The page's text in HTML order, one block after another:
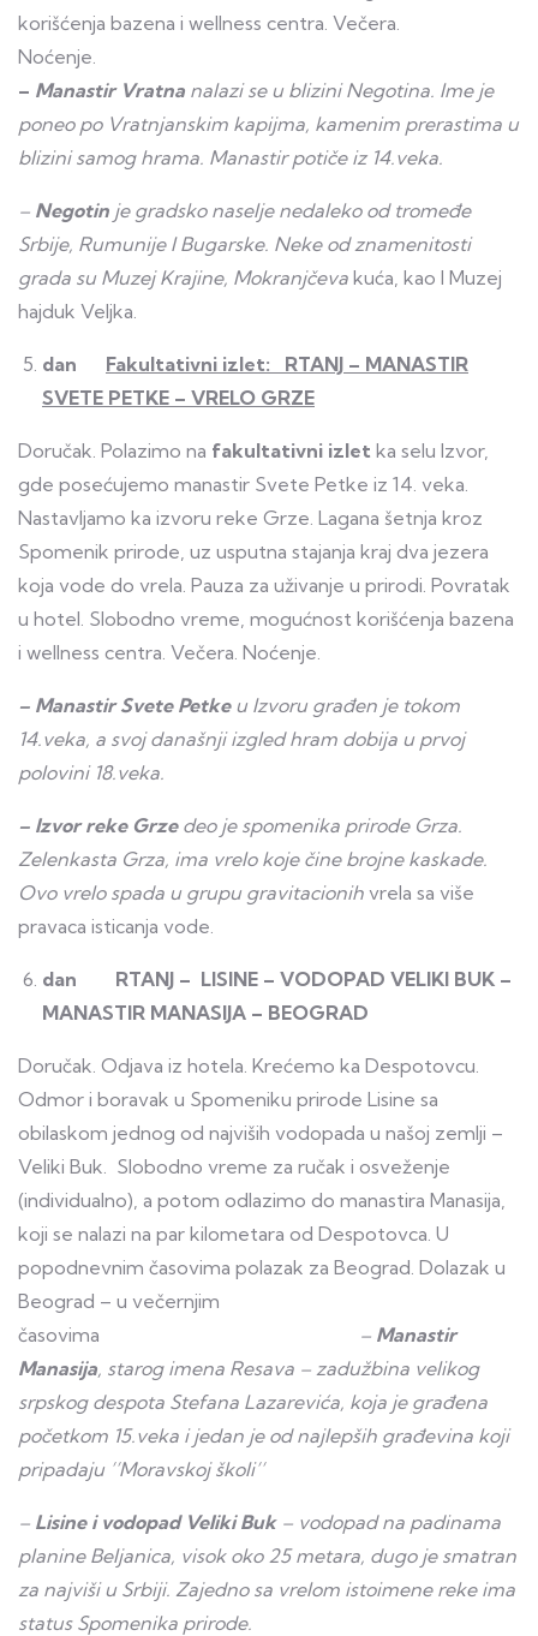
korišćenja bazena i wellness centra. Večera.
– Manastir Vratna nalazi se u blizini Negotina. Ime je
poneo po Vratnjanskim kapijma, kamenim prerastima u
blizini samog hrama. Manastir potiče iz 14.veka.
– Negotin je gradsko naselje nedaleko od tromeđe
Srbije, Rumunije I Bugarske. Neke od znamenitosti
grada su Muzej Krajine, Mokranjčeva kuća, kao I Muzej
hajduk Veljka.
dan Fakultativni izlet: RTANJ – MANASTIR
SVETE PETKE – VRELO GRZE
Doručak. Polazimo na fakultativni izlet ka selu Izvor,
gde posećujemo manastir Svete Petke iz 14. veka.
Nastavljamo ka izvoru reke Grze. Lagana šetnja kroz
Spomenik prirode, uz usputna stajanja kraj dva jezera
koja vode do vrela. Pauza za uživanje u prirodi. Povratak
u hotel. Slobodno vreme, mogućnost korišćenja bazena
i wellness centra. Večera. Noćenje.
– Manastir Svete Petkeu Izvoru građen je tokom
14.veka, a svoj današnji izgled hram dobija u prvoj
polovini 18.veka.
– Izvor reke Grzedeo je spomenika prirode Grza.
Zelenkasta Grza, ima vrelo koje čine brojne kaskade.
Ovo vrelo spada u grupu gravitacionih vrela sa više
pravaca isticanja vode.
dan RTANJ – LISINE – VODOPAD VELIKI BUK –
MANASTIR MANASIJA – BEOGRAD
Doručak. Odjava iz hotela. Krećemo ka Despotovcu.
Odmor i boravak u Spomeniku prirode Lisine sa
obilaskom jednog od najviših vodopada u našoj zemlji –
Veliki Buk. Slobodno vreme za ručak i osveženje
(individualno), a potom odlazimo do manastira Manasija,
koji se nalazi na par kilometara od Despotovca. U
popodnevnim časovima polazak za Beograd. Dolazak u
Beograd – u večernjim
časovima – Manastir
Manasija, starog imena Resava – zadužbina velikog
srpskog despota Stefana Lazarevića, koja je građena
početkom 15.veka i jedan je od najlepših građevina koji
pripadaju ’’Moravskoj školi’’
– Lisine i vodopad Veliki Buk– vodopad na padinama
planine Beljanica, visok oko 25 metara, dugo je smatran
za najviši u Srbiji. Zajedno sa vrelom istoimene reke ima
status Spomenika prirode.